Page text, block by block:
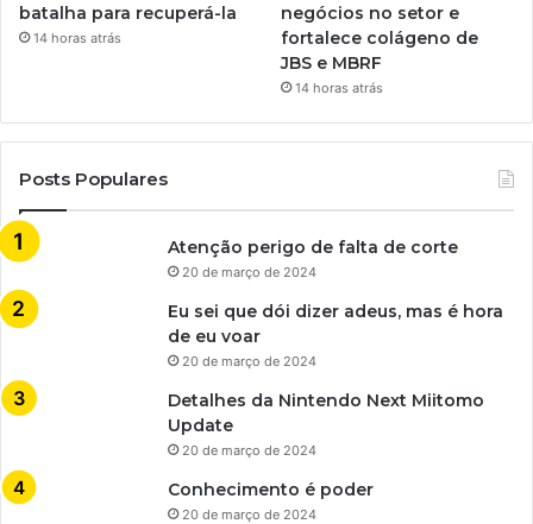
batalha para recuperá-la
14 horas atrás
negócios no setor e
fortalece colágeno de
JBS e MBRF
14 horas atrás
Posts Populares
Atenção perigo de falta de corte
20 de março de 2024
Eu sei que dói dizer adeus, mas é hora
de eu voar
20 de março de 2024
Detalhes da Nintendo Next Miitomo
Update
20 de março de 2024
Conhecimento é poder
20 de março de 2024